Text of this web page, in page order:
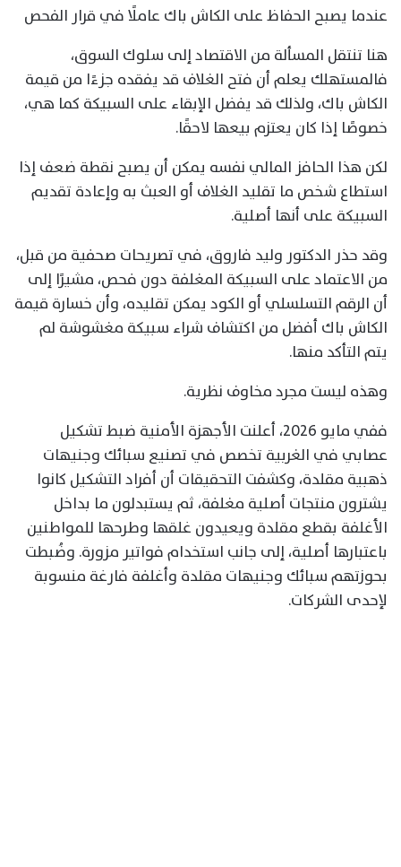
عندما يصبح الحفاظ على الكاش باك عاملًا في قرار الفحص
هنا تنتقل المسألة من الاقتصاد إلى سلوك السوق،
فالمستهلك يعلم أن فتح الغلاف قد يفقده جزءًا من قيمة
الكاش باك، ولذلك قد يفضل الإبقاء على السبيكة كما هي،
خصوصًا إذا كان يعتزم بيعها لاحقًا.
لكن هذا الحافز المالي نفسه يمكن أن يصبح نقطة ضعف إذا
استطاع شخص ما تقليد الغلاف أو العبث به وإعادة تقديم
السبيكة على أنها أصلية.
وقد حذر الدكتور وليد فاروق، في تصريحات صحفية من قبل،
من الاعتماد على السبيكة المغلفة دون فحص، مشيرًا إلى
أن الرقم التسلسلي أو الكود يمكن تقليده، وأن خسارة قيمة
الكاش باك أفضل من اكتشاف شراء سبيكة مغشوشة لم
يتم التأكد منها.
وهذه ليست مجرد مخاوف نظرية.
ففي مايو 2026، أعلنت الأجهزة الأمنية ضبط تشكيل
عصابي في الغربية تخصص في تصنيع سبائك وجنيهات
ذهبية مقلدة، وكشفت التحقيقات أن أفراد التشكيل كانوا
يشترون منتجات أصلية مغلفة، ثم يستبدلون ما بداخل
الأغلفة بقطع مقلدة ويعيدون غلقها وطرحها للمواطنين
باعتبارها أصلية، إلى جانب استخدام فواتير مزورة. وضُبطت
بحوزتهم سبائك وجنيهات مقلدة وأغلفة فارغة منسوبة
لإحدى الشركات.